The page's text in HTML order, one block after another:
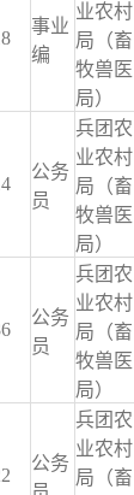
事业
编
业农村
局（畜
牧兽医
局）
公务
员
兵团农
业农村
局（畜
牧兽医
局）
公务
员
兵团农
业农村
局（畜
牧兽医
局）
公务
兵团农
业农村
局（畜